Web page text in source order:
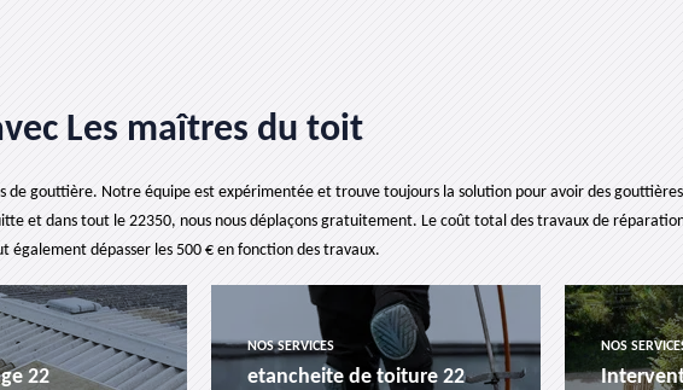
Les maîtres du toit
de gouttière. Notre équipe est expérimentée et trouve toujours la solution pour avoir des
et dans tout le 22350, nous nous déplaçons gratuitement. Le coût total des travaux de
dépasser les 500 € en fonction des travaux.
22
NOS SERVICES
etancheite de toiture 22
NOS